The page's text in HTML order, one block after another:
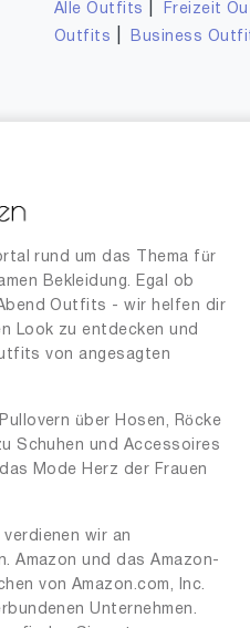
Alle Outfits Freizeit
Outfits
Business
rund um das Thema für
Bekleidung. Egal ob
Outfits - wir helfen dir
Look zu entdecken und
von angesagten
über Hosen, Röcke
Schuhen und Accessoires
Mode Herz der Frauen
wir an
Amazon und das Amazon-
von Amazon.com, Inc.
Unternehmen.